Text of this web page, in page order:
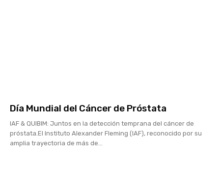
Día Mundial del Cáncer de Próstata
IAF & QUIBIM: Juntos en la detección temprana del cáncer de
próstata.El Instituto Alexander Fleming (IAF), reconocido por su
amplia trayectoria de más de...